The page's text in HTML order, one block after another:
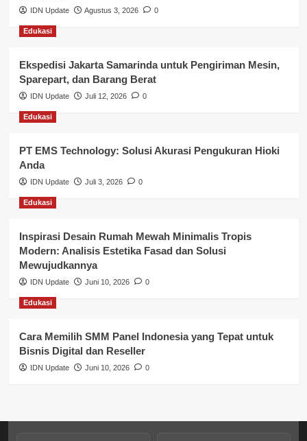
Lalu Lintas
Layanan Publik Kabupaten Banyuasin
Nasional
Pemerintahan
Pendidikan
Perbankan & Keuangan
Perpajakan & Keuangan
Profil Wilayah Banyuasin
Sosial & Budaya
Sosial & Kesejahteraan
IDN Update Agustus 3, 2026 0
Edukasi
Ekspedisi Jakarta Samarinda untuk Pengiriman Mesin,
Sparepart, dan Barang Berat
IDN Update Juli 12, 2026 0
Edukasi
PT EMS Technology: Solusi Akurasi Pengukuran Hioki
Anda
IDN Update Juli 3, 2026 0
Edukasi
Inspirasi Desain Rumah Mewah Minimalis Tropis
Modern: Analisis Estetika Fasad dan Solusi
Mewujudkannya
IDN Update Juni 10, 2026 0
Edukasi
Cara Memilih SMM Panel Indonesia yang Tepat untuk
Bisnis Digital dan Reseller
IDN Update Juni 10, 2026 0